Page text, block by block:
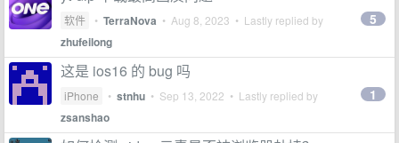
软件 • TerraNova • Aug 8, 2023 • Lastly replied by
zhufeilong
5
这是 ios16 的 bug 吗
iPhone • stnhu • Sep 13, 2022 • Lastly replied by
zsanshao
1